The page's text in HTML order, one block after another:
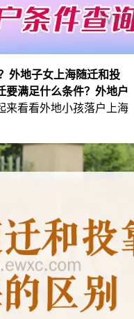
外地子女上海随迁和投
要满足什么条件？外地户
来看看外地小孩落户上海